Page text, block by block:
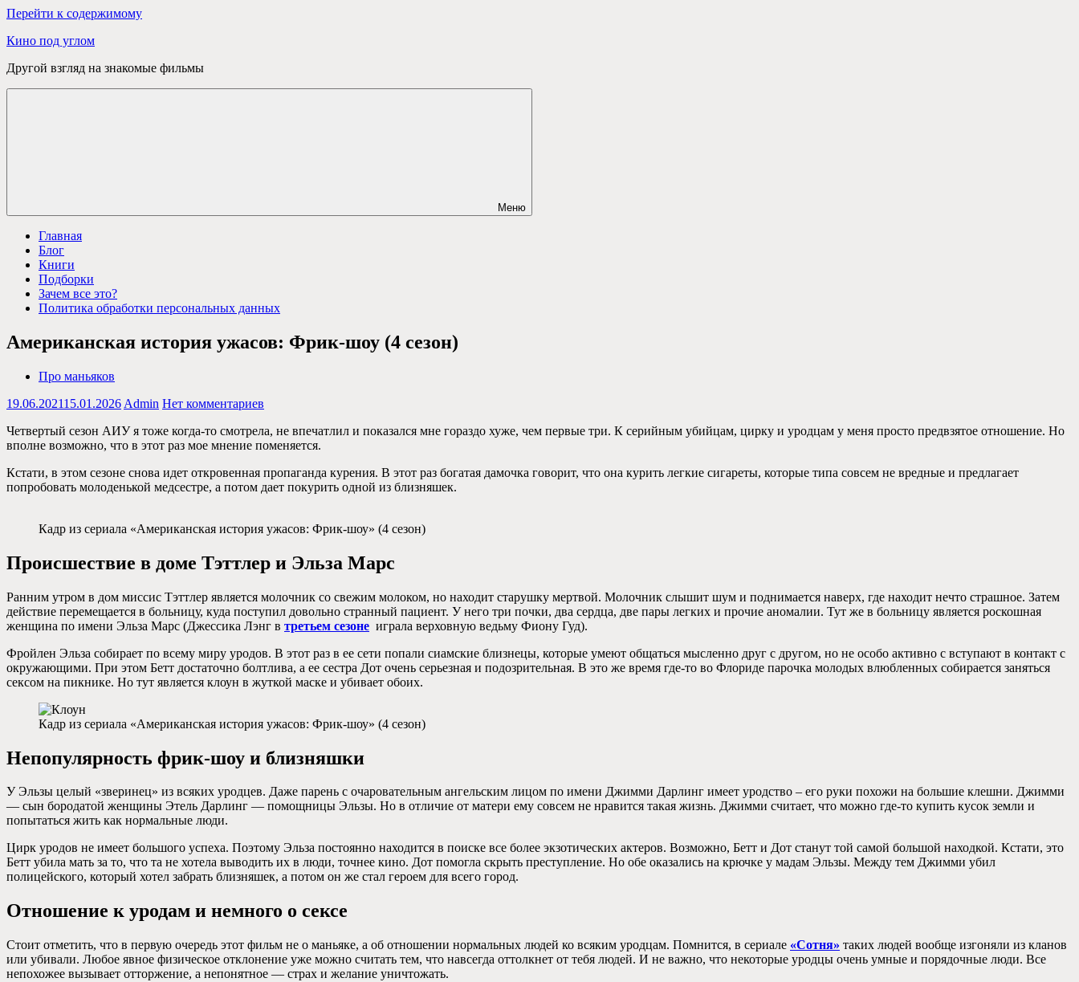
Перейти к содержимому
Кино под углом
Другой взгляд на знакомые фильмы
Меню
Главная
Блог
Книги
Подборки
Зачем все это?
Политика обработки персональных данных
Американская история ужасов: Фрик-шоу (4 сезон)
Про маньяков
19.06.202115.01.2026 Admin Нет комментариев
Четвертый сезон АИУ я тоже когда-то смотрела, не впечатлил и показался мне гораздо хуже, чем первые три. К серийным убийцам, цирку и уродцам у меня просто предвзятое отношение. Но
вполне возможно, что в этот раз мое мнение поменяется.
Кстати, в этом сезоне снова идет откровенная пропаганда курения. В этот раз богатая дамочка говорит, что она курить легкие сигареты, которые типа совсем не вредные и предлагает
попробовать молоденькой медсестре, а потом дает покурить одной из близняшек.
Кадр из сериала «Американская история ужасов: Фрик-шоу» (4 сезон)
Происшествие в доме Тэттлер и Эльза Марс
Ранним утром в дом миссис Тэттлер является молочник со свежим молоком, но находит старушку мертвой. Молочник слышит шум и поднимается наверх, где находит нечто страшное. Затем
действие перемещается в больницу, куда поступил довольно странный пациент. У него три почки, два сердца, две пары легких и прочие аномалии. Тут же в больницу является роскошная
женщина по имени Эльза Марс (Джессика Лэнг в третьем сезоне играла верховную ведьму Фиону Гуд).
Фройлен Эльза собирает по всему миру уродов. В этот раз в ее сети попали сиамские близнецы, которые умеют общаться мысленно друг с другом, но не особо активно с вступают в контакт с
окружающими. При этом Бетт достаточно болтлива, а ее сестра Дот очень серьезная и подозрительная. В это же время где-то во Флориде парочка молодых влюбленных собирается заняться
сексом на пикнике. Но тут является клоун в жуткой маске и убивает обоих.
Кадр из сериала «Американская история ужасов: Фрик-шоу» (4 сезон)
Непопулярность фрик-шоу и близняшки
У Эльзы целый «зверинец» из всяких уродцев. Даже парень с очаровательным ангельским лицом по имени Джимми Дарлинг имеет уродство – его руки похожи на большие клешни. Джимми
— сын бородатой женщины Этель Дарлинг — помощницы Эльзы. Но в отличие от матери ему совсем не нравится такая жизнь. Джимми считает, что можно где-то купить кусок земли и
попытаться жить как нормальные люди.
Цирк уродов не имеет большого успеха. Поэтому Эльза постоянно находится в поиске все более экзотических актеров. Возможно, Бетт и Дот станут той самой большой находкой. Кстати, это
Бетт убила мать за то, что та не хотела выводить их в люди, точнее кино. Дот помогла скрыть преступление. Но обе оказались на крючке у мадам Эльзы. Между тем Джимми убил
полицейского, который хотел забрать близняшек, а потом он же стал героем для всего город.
Отношение к уродам и немного о сексе
Стоит отметить, что в первую очередь этот фильм не о маньяке, а об отношении нормальных людей ко всяким уродцам. Помнится, в сериале «Сотня» таких людей вообще изгоняли из кланов
или убивали. Любое явное физическое отклонение уже можно считать тем, что навсегда оттолкнет от тебя людей. И не важно, что некоторые уродцы очень умные и порядочные люди. Все
непохожее вызывает отторжение, а непонятное — страх и желание уничтожать.